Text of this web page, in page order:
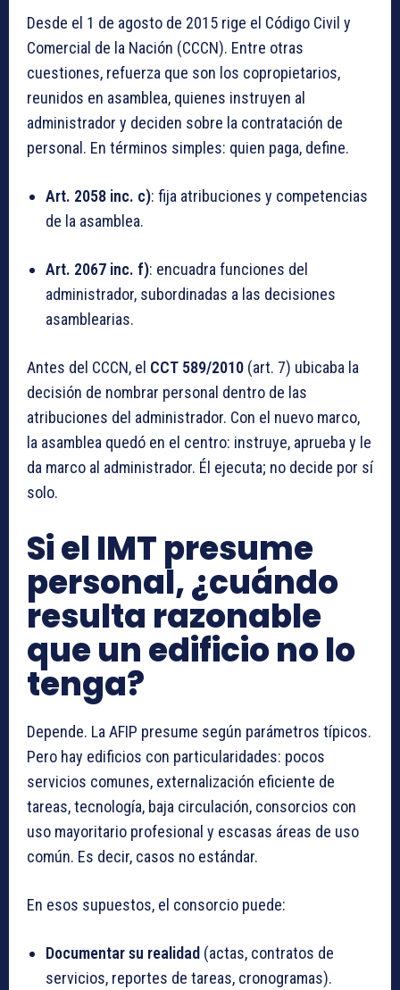
Desde el 1 de agosto de 2015 rige el Código Civil y
Comercial de la Nación (CCCN). Entre otras
cuestiones, refuerza que son los copropietarios,
reunidos en asamblea, quienes instruyen al
administrador y deciden sobre la contratación de
personal. En términos simples: quien paga, define.
Art. 2058 inc. c): fija atribuciones y competencias
de la asamblea.
Art. 2067 inc. f): encuadra funciones del
administrador, subordinadas a las decisiones
asamblearias.
Antes del CCCN, el CCT 589/2010 (art. 7) ubicaba la
decisión de nombrar personal dentro de las
atribuciones del administrador. Con el nuevo marco,
la asamblea quedó en el centro: instruye, aprueba y le
da marco al administrador. Él ejecuta; no decide por sí
solo.
Si el IMT presume
personal, ¿cuándo
resulta razonable
que un edificio no lo
tenga?
Depende. La AFIP presume según parámetros típicos.
Pero hay edificios con particularidades: pocos
servicios comunes, externalización eficiente de
tareas, tecnología, baja circulación, consorcios con
uso mayoritario profesional y escasas áreas de uso
común. Es decir, casos no estándar.
En esos supuestos, el consorcio puede:
Documentar su realidad (actas, contratos de
servicios, reportes de tareas, cronogramas).